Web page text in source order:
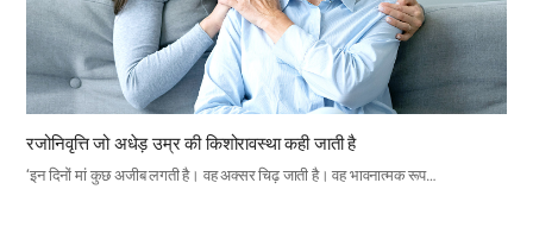
रजोनिवृत्ति जो अधेड़ उम्र की किशोरावस्था कही जाती है
‘इन दिनों मां कुछ अजीब लगती है। वह अक्सर चिढ़ जाती है। वह भावनात्मक रूप…